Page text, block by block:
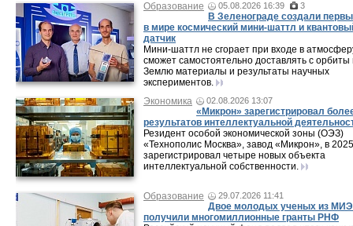
Образование 05.08.2026 16:39 3
В Зеленограде создали
в мире космический мини-шаттл и
датчик
Мини-шаттл не сгорает при входе в
сможет самостоятельно доставлять с орбиты
Землю материалы и результаты научных
экспериментов.
Экономика
02.08.2026 13:07
«Микрон» зарегистрировал
результатов интеллектуальной
Резидент особой экономической зоны (ОЭЗ)
«Технополис Москва», завод «Микрон», в
зарегистрировал четыре новых объекта
интеллектуальной собственности.
Образование 29.07.2026 11:41
Двое молодых ученых из
получили многомиллионные гранты РНФ